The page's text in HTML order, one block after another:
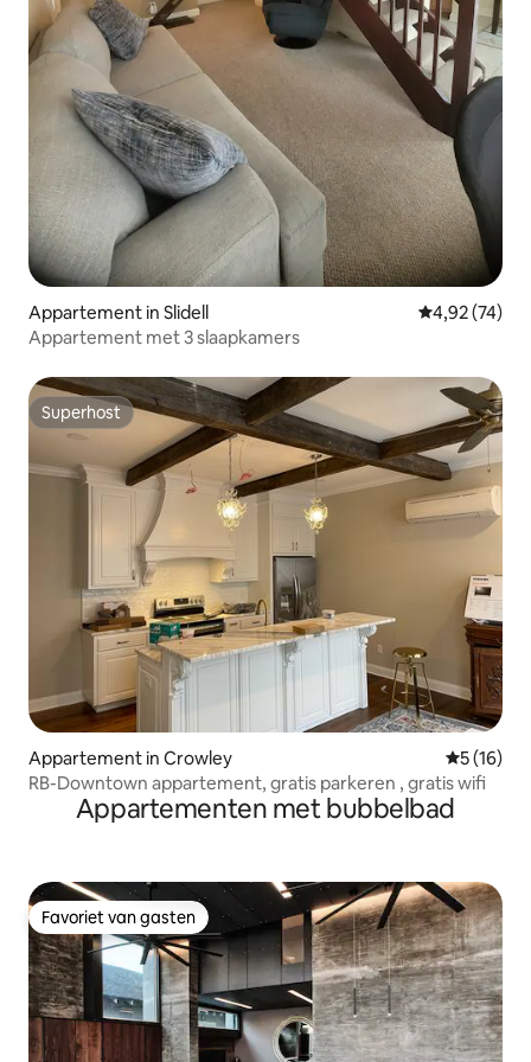
Appartement in Slidell Gemiddelde
4,92 (74)
Appartement met 3 slaapkamers
Superhost
Superhost
Appartement in Crowley
5 (16)
RB-Downtown appartement, gratis parkeren , gratis wifi
Appartementen met bubbelbad
Favoriet van gasten
Favoriet van gasten